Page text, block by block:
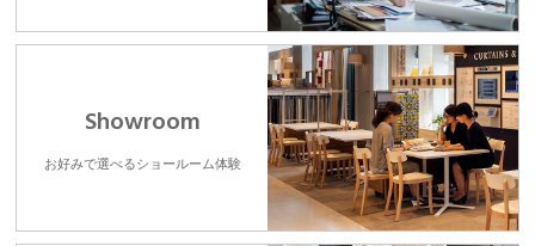
Showroom
お好みで選べるショールーム体験